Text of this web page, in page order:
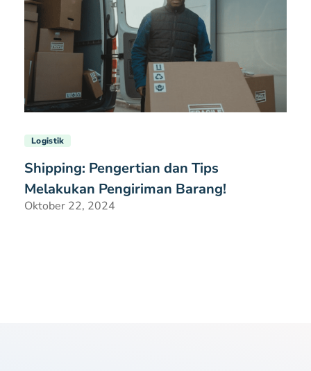
Logistik
Shipping: Pengertian dan Tips
Melakukan Pengiriman Barang!
Oktober 22, 2024